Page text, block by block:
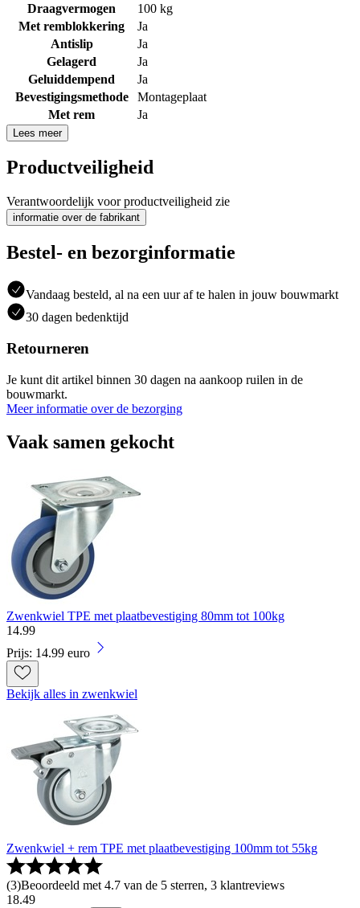
Draagvermogen
100 kg
Met remblokkering
Ja
Antislip
Ja
Gelagerd
Ja
Geluiddempend
Ja
Bevestigingsmethode
Montageplaat
Met rem
Ja
Lees meer
Productveiligheid
Verantwoordelijk voor productveiligheid zie
informatie over de fabrikant
Bestel- en bezorginformatie
Vandaag besteld, al na een uur af te halen in jouw bouwmarkt
30 dagen bedenktijd
Retourneren
Je kunt dit artikel binnen 30 dagen na aankoop ruilen in de
bouwmarkt.
Meer informatie over de bezorging
Vaak samen gekocht
Zwenkwiel TPE met plaatbevestiging 80mm tot 100kg
14.99
Prijs: 14.99 euro
Bekijk alles in zwenkwiel
Zwenkwiel + rem TPE met plaatbevestiging 100mm tot 55kg
(3)Beoordeeld met 4.7 van de 5 sterren, 3 klantreviews
18.49